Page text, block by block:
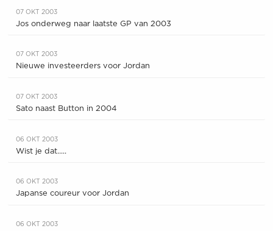
07 OKT 2003
Jos onderweg naar laatste GP van 2003
07 OKT 2003
Nieuwe investeerders voor Jordan
07 OKT 2003
Sato naast Button in 2004
06 OKT 2003
Wist je dat.....
06 OKT 2003
Japanse coureur voor Jordan
06 OKT 2003